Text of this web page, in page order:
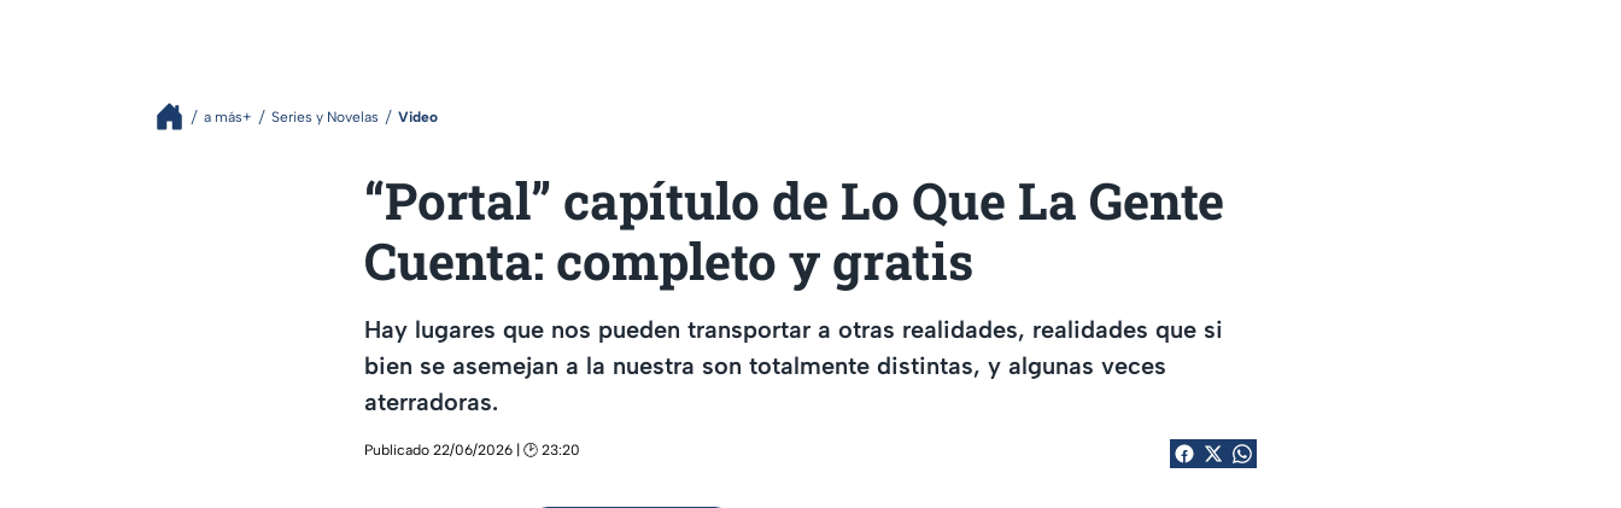
a más+ Series y Novelas Video
“Portal” capítulo de Lo Que La Gente
Cuenta: completo y gratis
Hay lugares que nos pueden transportar a otras realidades, realidades que si
bien se asemejan a la nuestra son totalmente distintas, y algunas veces
aterradoras.
Publicado 22/06/2026 | 🕑 23:20